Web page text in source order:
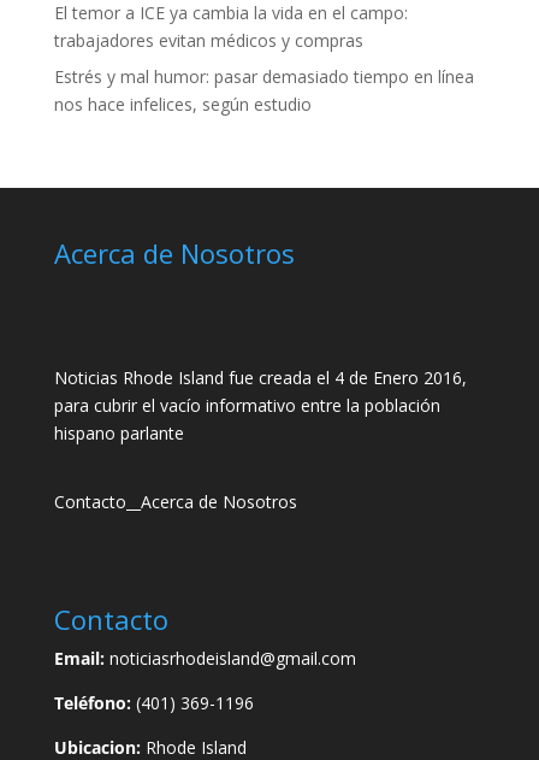
El temor a ICE ya cambia la vida en el campo:
trabajadores evitan médicos y compras
Estrés y mal humor: pasar demasiado tiempo en línea
nos hace infelices, según estudio
Acerca de Nosotros
Noticias Rhode Island fue creada el 4 de Enero 2016,
para cubrir el vacío informativo entre la población
hispano parlante
Contacto Acerca de Nosotros
Contacto
Email:noticiasrhodeisland@gmail.com
Teléfono:(401) 369-1196
Ubicacion:Rhode Island